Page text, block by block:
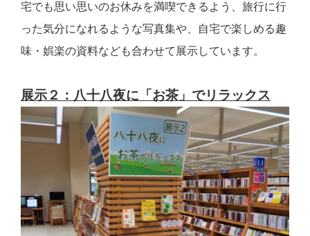
宅でも思い思いのお休みを満喫できるよう、旅行に行
った気分になれるような写真集や、自宅で楽しめる趣
味・娯楽の資料なども合わせて展示しています。
展示２：八十八夜に「お茶」でリラックス